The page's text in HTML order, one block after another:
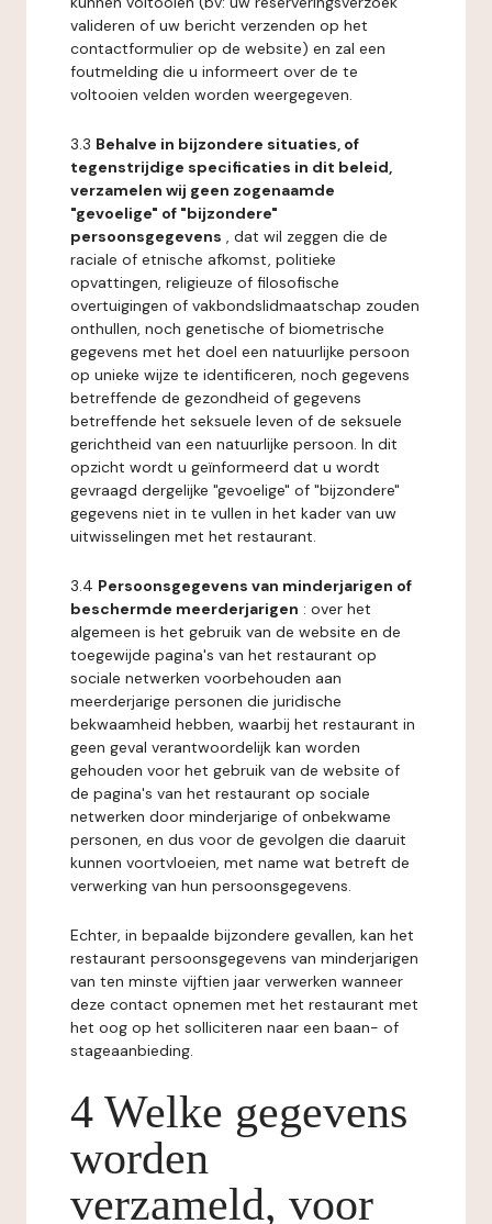
valideren of uw bericht verzenden op het
contactformulier op de website) en zal een
foutmelding die u informeert over de te
voltooien velden worden weergegeven.
3.3 Behalve in bijzondere situaties, of
tegenstrijdige specificaties in dit beleid,
verzamelen wij geen zogenaamde
"gevoelige" of "bijzondere"
persoonsgegevens , dat wil zeggen die de
raciale of etnische afkomst, politieke
opvattingen, religieuze of filosofische
overtuigingen of vakbondslidmaatschap zouden
onthullen, noch genetische of biometrische
gegevens met het doel een natuurlijke persoon
op unieke wijze te identificeren, noch gegevens
betreffende de gezondheid of gegevens
betreffende het seksuele leven of de seksuele
gerichtheid van een natuurlijke persoon. In dit
opzicht wordt u geïnformeerd dat u wordt
gevraagd dergelijke "gevoelige" of "bijzondere"
gegevens niet in te vullen in het kader van uw
uitwisselingen met het restaurant.
3.4 Persoonsgegevens van minderjarigen of
beschermde meerderjarigen : over het
algemeen is het gebruik van de website en de
toegewijde pagina's van het restaurant op
sociale netwerken voorbehouden aan
meerderjarige personen die juridische
bekwaamheid hebben, waarbij het restaurant in
geen geval verantwoordelijk kan worden
gehouden voor het gebruik van de website of
de pagina's van het restaurant op sociale
netwerken door minderjarige of onbekwame
personen, en dus voor de gevolgen die daaruit
kunnen voortvloeien, met name wat betreft de
verwerking van hun persoonsgegevens.
Echter, in bepaalde bijzondere gevallen, kan het
restaurant persoonsgegevens van minderjarigen
van ten minste vijftien jaar verwerken wanneer
deze contact opnemen met het restaurant met
het oog op het solliciteren naar een baan- of
stageaanbieding.
4 Welke gegevens
worden
verzameld, voor